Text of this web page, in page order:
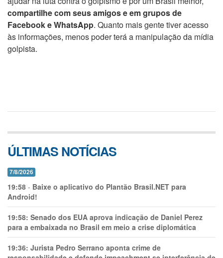
compartilhe com seus amigos e em grupos de
Facebook e WhatsApp. Quanto mais gente tiver acesso
às informações, menos poder terá a manipulação da mídia
golpista.
ÚLTIMAS NOTÍCIAS
7/8/2026
19:58 - Baixe o aplicativo do Plantão Brasil.NET para
Android!
19:58: Senado dos EUA aprova indicação de Daniel Perez
para a embaixada no Brasil em meio a crise diplomática
19:36: Jurista Pedro Serrano aponta crime de